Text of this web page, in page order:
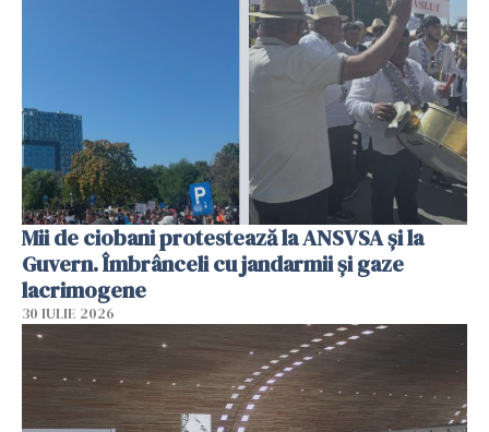
Mii de ciobani protestează la ANSVSA și la
Guvern. Îmbrânceli cu jandarmii și gaze
lacrimogene
30 IULIE 2026